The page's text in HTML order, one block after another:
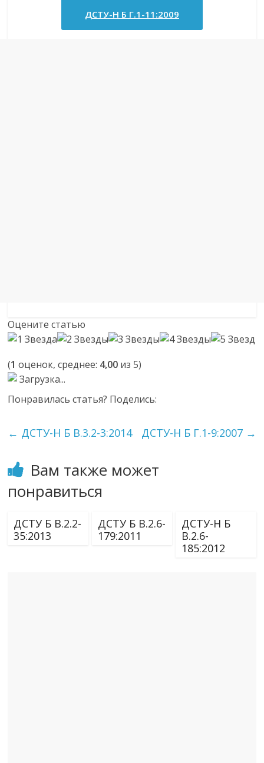
ДСТУ-Н Б Г.1-11:2009
Оцените статью
(1 оценок, среднее: 4,00 из 5)
Загрузка...
Понравилась статья? Поделись:
← ДСТУ-Н Б В.3.2-3:2014 ДСТУ-Н Б Г.1-9:2007 →
Вам также может
понравиться
ДСТУ Б В.2.2-
35:2013
ДСТУ Б В.2.6-
179:2011
ДСТУ-Н Б
В.2.6-
185:2012